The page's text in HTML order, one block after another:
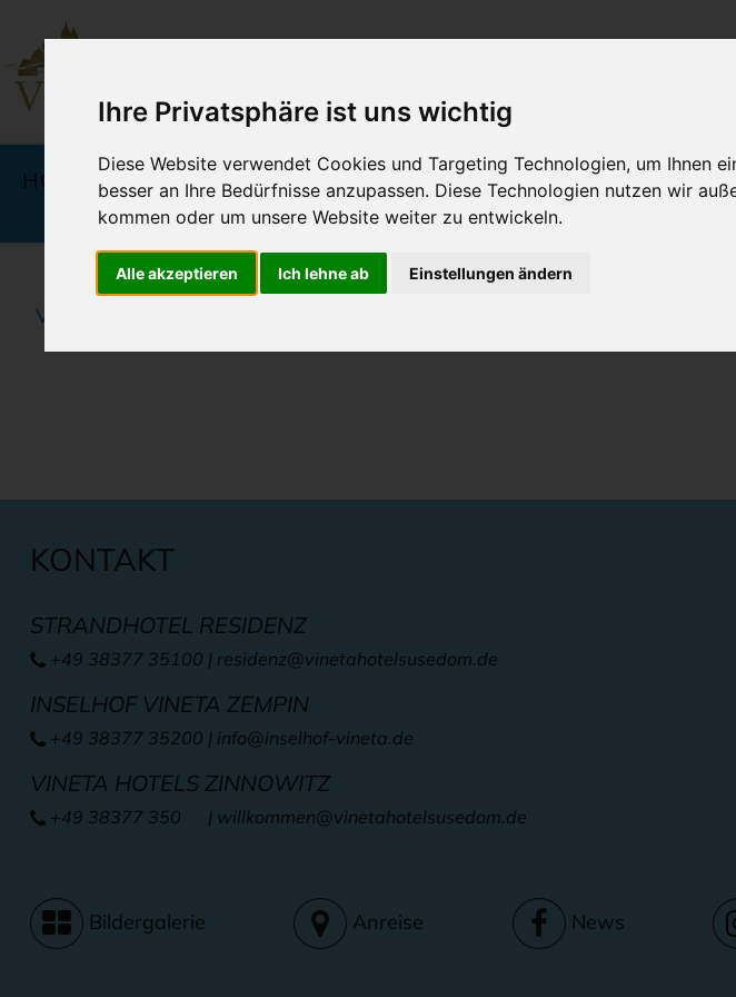
Ihre Privatsphäre ist uns wichtig
Diese Website verwendet Cookies und Targeting Technologien, um Ihnen
besser an Ihre Bedürfnisse anzupassen. Diese Technologien nutzen wir
kommen oder um unsere Website weiter zu entwickeln.
Alle akzeptieren Ich lehne ab Einstellungen ändern
Navigation
HOTELS
ANGEBOTE &
PREISE
KULINARIK - ESSEN &
TRINKEN
Vineta Hotels Usedom
KONTAKT
STRANDHOTEL RESIDENZ
+49 38377 35100 | residenz@vinetahotelsusedom.de
INSELHOF VINETA ZEMPIN
+49 38377 35200 | info@inselhof-vineta.de
VINETA HOTELS ZINNOWITZ
+49 38377 350 | willkommen@vinetahotelsusedom.de
Bildergalerie Anreise News